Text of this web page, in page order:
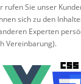
rufen Sie unser
sich zu den
Experten
Vereinbarung).